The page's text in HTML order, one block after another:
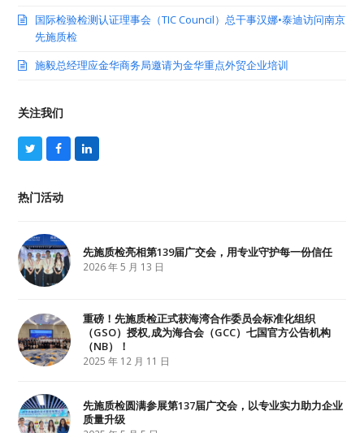
国际检验检测认证理事会（TIC Council）总干事汉娜•泰迪访问南京
先施质检
施毅总经理应金华商务局邀请为金华重点外贸企业培训
关注我们
T
w
t
t
F
a
b
L
i
热门活动
先施质检亮相第139届广交会，用专业守护每一份信任
2026 年 5 月 13 日
重磅！先施质检正式获海湾合作委员会标准化组织
（GSO）授权,成为海合会（GCC）七国官方公告机构
（NB）！
2025 年 12 月 11 日
先施质检圆满参展第137届广交会，以专业实力助力企业
质量升级